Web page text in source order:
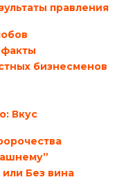
правления
бизнесменов
Вкус
Без вина